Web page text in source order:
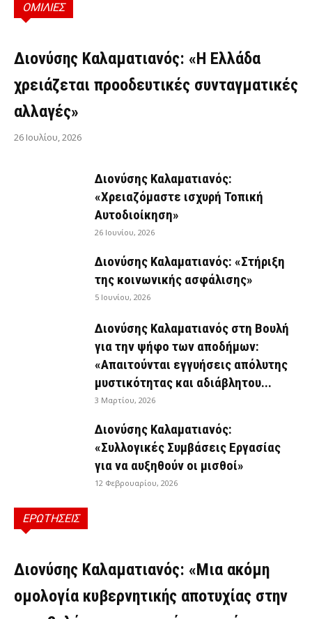
ΟΜΙΛΙΕΣ
ΟΜΙΛΊΕΣ
Διονύσης Καλαματιανός: «Η Ελλάδα
χρειάζεται προοδευτικές συνταγματικές
αλλαγές»
26 Ιουλίου, 2026
Διονύσης Καλαματιανός:
«Χρειαζόμαστε ισχυρή Τοπική
Αυτοδιοίκηση»
26 Ιουνίου, 2026
Διονύσης Καλαματιανός: «Στήριξη
της κοινωνικής ασφάλισης»
5 Ιουνίου, 2026
Διονύσης Καλαματιανός στη Βουλή
για την ψήφο των αποδήμων:
«Απαιτούνται εγγυήσεις απόλυτης
μυστικότητας και αδιάβλητου...
3 Μαρτίου, 2026
Διονύσης Καλαματιανός:
«Συλλογικές Συμβάσεις Εργασίας
για να αυξηθούν οι μισθοί»
12 Φεβρουαρίου, 2026
ΕΡΩΤΗΣΕΙΣ
ΕΡΩΤΉΣΕΙΣ
Διονύσης Καλαματιανός: «Μια ακόμη
ομολογία κυβερνητικής αποτυχίας στην